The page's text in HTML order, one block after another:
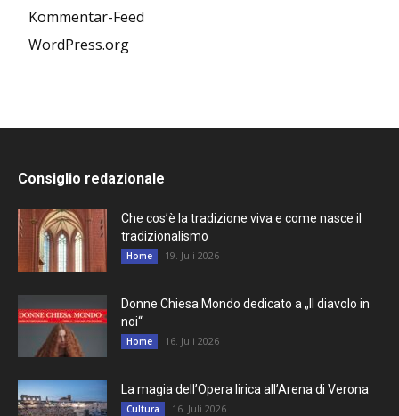
Kommentar-Feed
WordPress.org
Consiglio redazionale
Che cos’è la tradizione viva e come nasce il
tradizionalismo
Home 19. Juli 2026
Donne Chiesa Mondo dedicato a „Il diavolo in
noi“
Home 16. Juli 2026
La magia dell’Opera lirica all’Arena di Verona
Cultura 16. Juli 2026